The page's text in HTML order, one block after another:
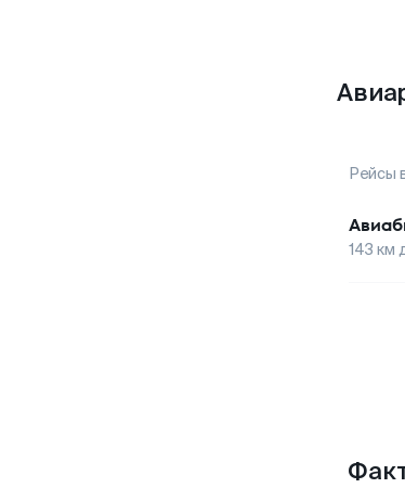
Рейсы
143 км